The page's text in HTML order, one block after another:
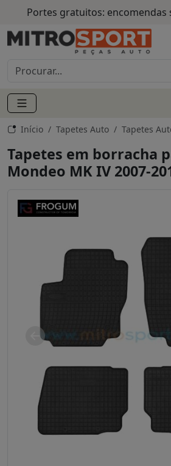
Portes gratuitos: encomendas
Início Tapetes Auto Tapetes
Tapetes em borracha
Mondeo MK IV 2007-
Anterior